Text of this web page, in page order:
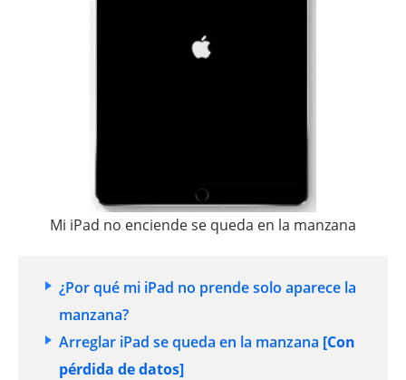
Mi iPad no enciende se queda en la manzana
¿Por qué mi iPad no prende solo aparece la
manzana?
Arreglar iPad se queda en la manzana [Con
pérdida de datos]